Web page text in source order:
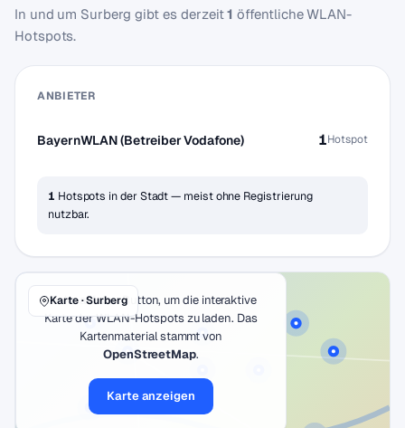
In und um Surberg gibt es derzeit1 öffentliche WLAN-
Hotspots.
ANBIETER
BayernWLAN (Betreiber Vodafone) 1Hotspot
1 Hotspots in der Stadt — meist ohne Registrierung
nutzbar.
Klicke auf den Button, um die interaktive
Karte der WLAN-Hotspots zu laden. Das
Kartenmaterial stammt von
OpenStreetMap.
Karte anzeigen
Karte · Surberg